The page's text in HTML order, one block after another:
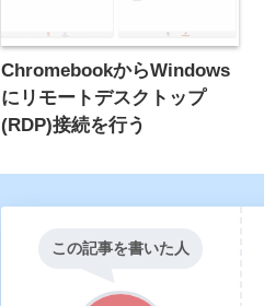
ChromebookからWindows
にリモートデスクトップ
(RDP)接続を行う
この記事を書いた人